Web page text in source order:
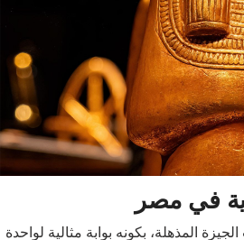
في مصر
المذهلة، بكونه بوابة مثالية لواحدة